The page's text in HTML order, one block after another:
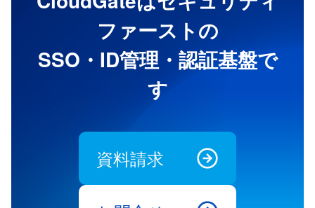
ファーストの
SSO・ID管理・認証基盤で
す
資料請求